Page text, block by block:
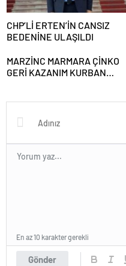
CHP’Lİ ERTEN’İN CANSIZ
BEDENİNE ULAŞILDI
MARZİNC MARMARA ÇİNKO
GERİ KAZANIM KURBAN
Gönder
En az 10 karakter gerekli